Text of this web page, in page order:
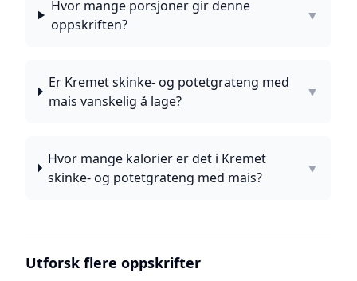
Hvor mange porsjoner gir denne
oppskriften?
▼
Er Kremet skinke- og potetgrateng med
mais vanskelig å lage?
▼
Hvor mange kalorier er det i Kremet
skinke- og potetgrateng med mais?
▼
Utforsk flere oppskrifter